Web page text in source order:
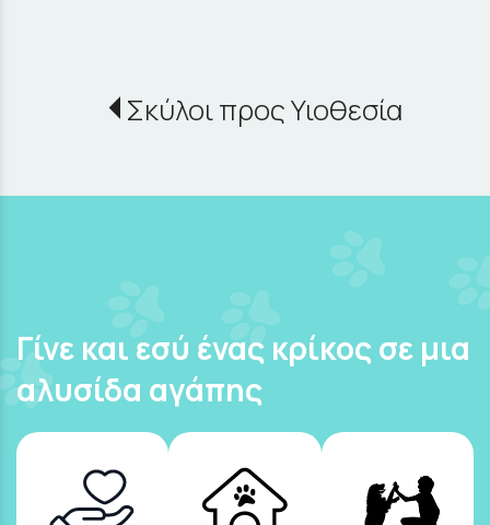
Σκύλοι προς Υιοθεσία
Γίνε και εσύ ένας κρίκος σε μια
αλυσίδα αγάπης